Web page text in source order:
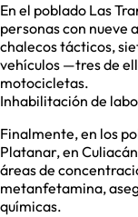
En el poblado Las
personas con nueve
chalecos tácticos,
vehículos —tres de
motocicletas.
Inhabilitación de
Finalmente, en los
Platanar, en
áreas de
metanfetamina,
químicas.